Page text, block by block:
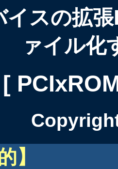
イスの拡
ァイル化
[
】